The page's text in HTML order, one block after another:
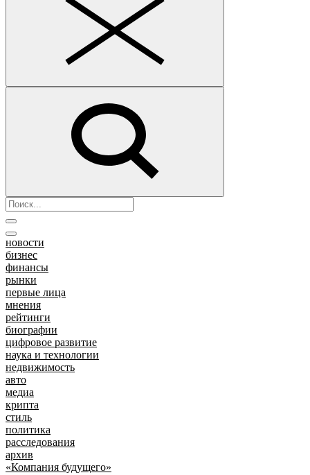
новости
бизнес
финансы
рынки
первые лица
мнения
рейтинги
биографии
цифровое развитие
наука и технологии
недвижимость
авто
медиа
крипта
стиль
политика
расследования
архив
«Компания будущего»